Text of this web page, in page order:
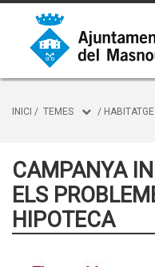
INICI / TEMES / HABITATGE
CAMPANYA
ELS
HIPOTECA